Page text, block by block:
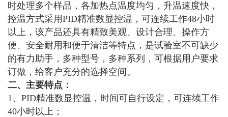
时处理多个样品，各加热点温度均匀，升温速度快，
控温方式采用PID精准数显控温，可连续工作48小时
以上，该产品还具有精致美观、设计合理、操作方
便、安全耐用和便于清洁等特点，是试验室不可缺少
的有力助手，多种型号，多种系列，可根据用户要求
订做，给客户充分的选择空间。
二、 主要特点：
1、PID精准数显控温，时间可自行设定，可连续工作
40小时以上；